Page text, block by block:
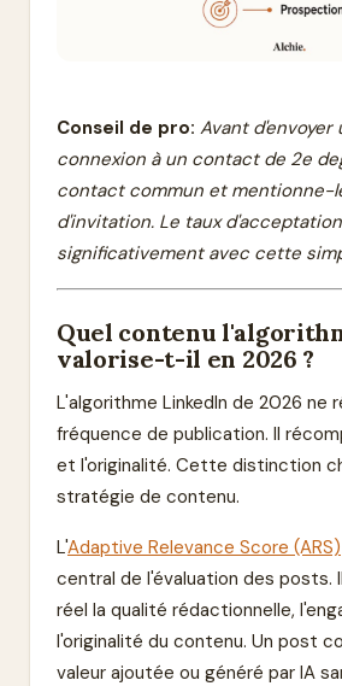
Conseil de pro: Avant d'envoyer
connexion à un contact de 2e
contact commun et mentionne-
d'invitation. Le taux
significativement avec cette
Quel contenu
valorise-t-il en 2026 ?
L'algorithme LinkedIn de 2026 ne
fréquence de publication. Il
et l'originalité. Cette distinction
stratégie de contenu.
L'Adaptive Relevance Score (ARS)
central de l'évaluation des posts.
réel la qualité rédactionnelle,
l'originalité du contenu. Un post
valeur ajoutée ou généré par IA